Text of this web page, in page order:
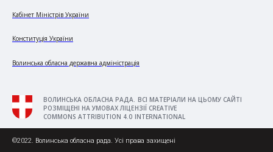
Кабінет Міністрів України
Конституція України
Волинська обласна державна адміністрація
ВОЛИНСЬКА ОБЛАСНА РАДА. ВСІ МАТЕРІАЛИ НА ЦЬОМУ САЙТІ
РОЗМІЩЕНІ НА УМОВАХ ЛІЦЕНЗІЇ CREATIVE
COMMONS ATTRIBUTION 4.0 INTERNATIONAL
©2022. Волинська обласна рада. Усі права захищені